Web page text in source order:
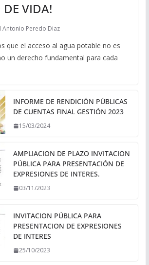
VIDA!
Antonio Peredo Diaz
que el acceso al agua potable no es
un derecho fundamental para cada
INFORME DE RENDICIÓN PÚBLICAS
DE CUENTAS FINAL GESTIÓN 2023
15/03/2024
AMPLIACION DE PLAZO INVITACION
PÚBLICA PARA PRESENTACIÓN DE
EXPRESIONES DE INTERES.
03/11/2023
INVITACION PÚBLICA PARA
PRESENTACION DE EXPRESIONES
DE INTERES
25/10/2023